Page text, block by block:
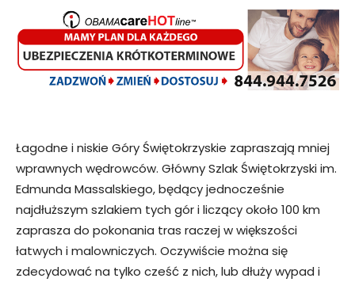
Łagodne i niskie Góry Świętokrzyskie zapraszają mniej
wprawnych wędrowców. Główny Szlak Świętokrzyski im.
Edmunda Massalskiego, będący jednocześnie
najdłuższym szlakiem tych gór i liczący około 100 km
zaprasza do pokonania tras raczej w większości
łatwych i malowniczych. Oczywiście można się
zdecydować na tylko cześć z nich, lub dłuży wypad i